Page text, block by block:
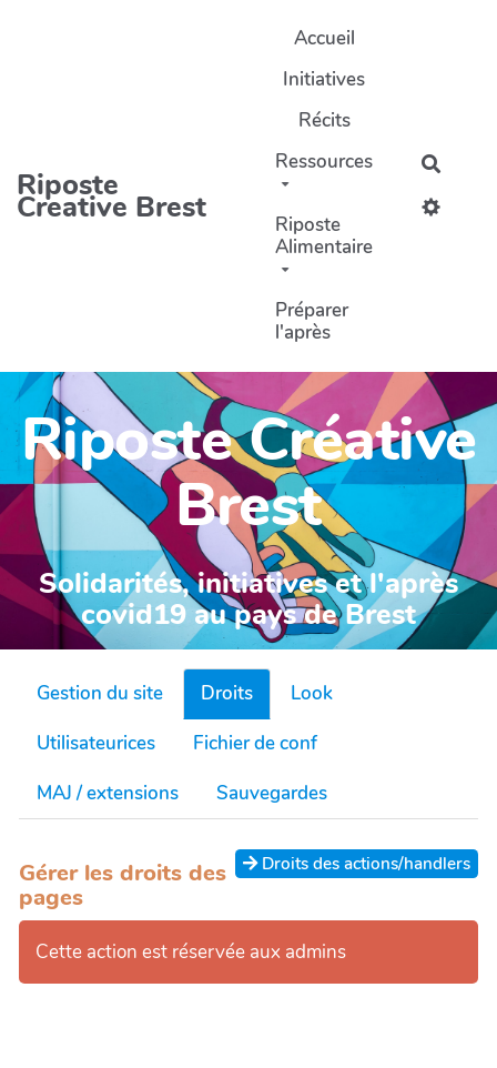
Riposte
Creative Brest
Accueil
Initiatives
Récits
Ressources
Riposte
Alimentaire
Préparer
l'après
Riposte Créative
Brest
Solidarités, initiatives et l'après
covid19 au pays de Brest
Gestion du site Droits
Look
Utilisateurices
Fichier de conf
MAJ / extensions
Sauvegardes
Droits des actions/handlers
Gérer les droits des
pages
Cette action est réservée aux admins